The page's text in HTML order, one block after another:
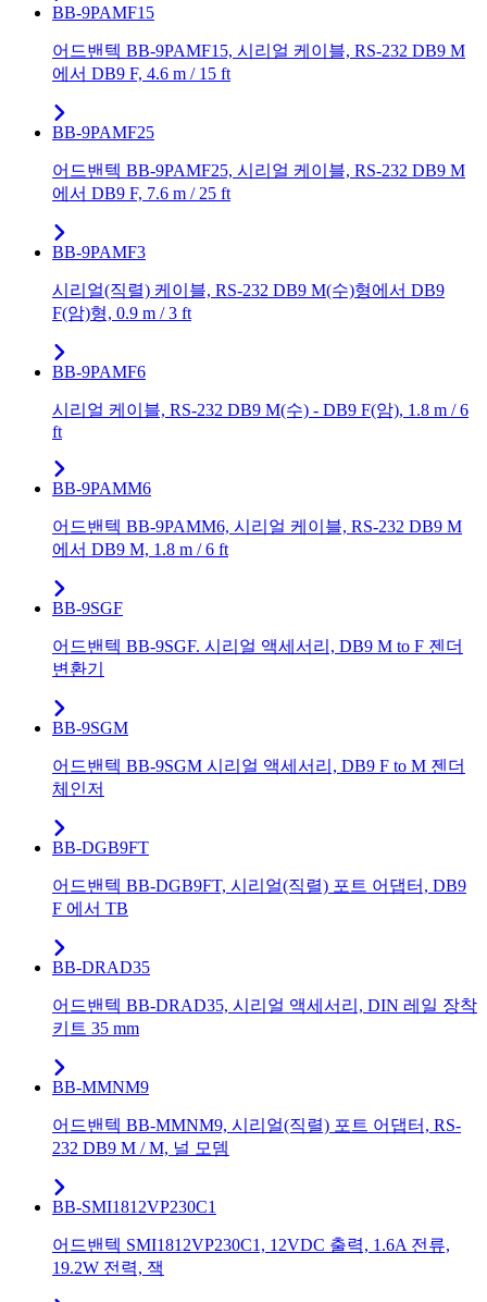
BB-9PAMF15
어드밴텍 BB-9PAMF15, 시리얼 케이블, RS-232 DB9 M
에서 DB9 F, 4.6 m / 15 ft
BB-9PAMF25
어드밴텍 BB-9PAMF25, 시리얼 케이블, RS-232 DB9 M
에서 DB9 F, 7.6 m / 25 ft
BB-9PAMF3
시리얼(직렬) 케이블, RS-232 DB9 M(수)형에서 DB9
F(암)형, 0.9 m / 3 ft
BB-9PAMF6
시리얼 케이블, RS-232 DB9 M(수) - DB9 F(암), 1.8 m / 6
ft
BB-9PAMM6
어드밴텍 BB-9PAMM6, 시리얼 케이블, RS-232 DB9 M
에서 DB9 M, 1.8 m / 6 ft
BB-9SGF
어드밴텍 BB-9SGF. 시리얼 액세서리, DB9 M to F 젠더
변환기
BB-9SGM
어드밴텍 BB-9SGM 시리얼 액세서리, DB9 F to M 젠더
체인저
BB-DGB9FT
어드밴텍 BB-DGB9FT, 시리얼(직렬) 포트 어댑터, DB9
F 에서 TB
BB-DRAD35
어드밴텍 BB-DRAD35, 시리얼 액세서리, DIN 레일 장착
키트 35 mm
BB-MMNM9
어드밴텍 BB-MMNM9, 시리얼(직렬) 포트 어댑터, RS-
232 DB9 M / M, 널 모뎀
BB-SMI1812VP230C1
어드밴텍 SMI1812VP230C1, 12VDC 출력, 1.6A 전류,
19.2W 전력, 잭